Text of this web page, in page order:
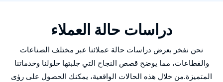
دراسات حالة العملاء
نحن نفخر بعرض دراسات حالة عملائنا عبر مختلف الصناعات
والقطاعات، مما يوضح قصص النجاح التي جلبتها حلولنا وخدماتنا
المتميزة.من خلال هذه الحالات الواقعية، يمكنك الحصول على رؤى